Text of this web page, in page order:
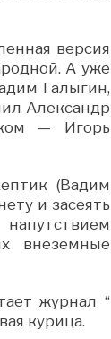
версия
А уже
Галыгин,
Александр
— Игорь
(Вадим
и засеять
внеземные
журнал “
курица.